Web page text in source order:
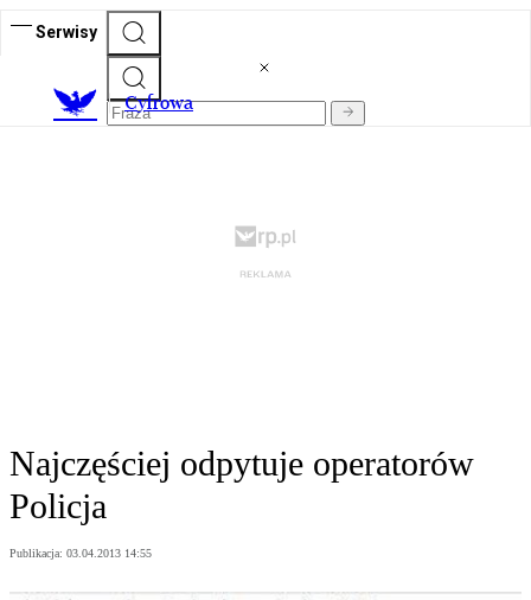
Serwisy
Cyfrowa
Najczęściej odpytuje operatorów
Policja
Publikacja: 03.04.2013 14:55